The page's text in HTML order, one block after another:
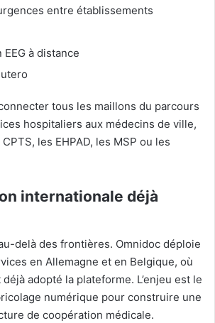
entre établissements
à distance
tous les maillons du parcours
hospitaliers aux médecins de ville,
les EHPAD, les MSP ou les
internationale déjà
delà des frontières. Omnidoc déploie
en Allemagne et en Belgique, où
adopté la plateforme. L’enjeu est le
numérique pour construire une
de coopération médicale.